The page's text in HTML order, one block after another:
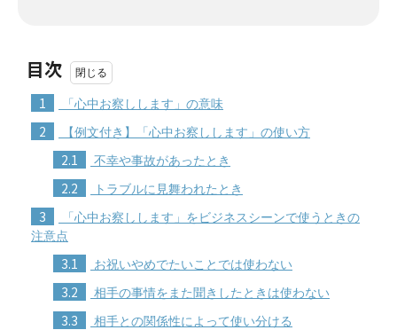
目次
1 「心中お察しします」の意味
2 【例文付き】「心中お察しします」の使い方
2.1 不幸や事故があったとき
2.2 トラブルに見舞われたとき
3
「心中お察しします」をビジネスシーンで使うときの
注意点
3.1 お祝いやめでたいことでは使わない
3.2 相手の事情をまた聞きしたときは使わない
3.3 相手との関係性によって使い分ける